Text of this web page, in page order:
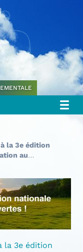
la 3e édition
au
la 3e édition